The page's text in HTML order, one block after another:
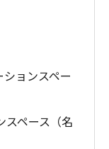
ョンスペー
スペース（名